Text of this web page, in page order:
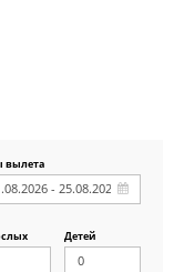
вылета
Детей